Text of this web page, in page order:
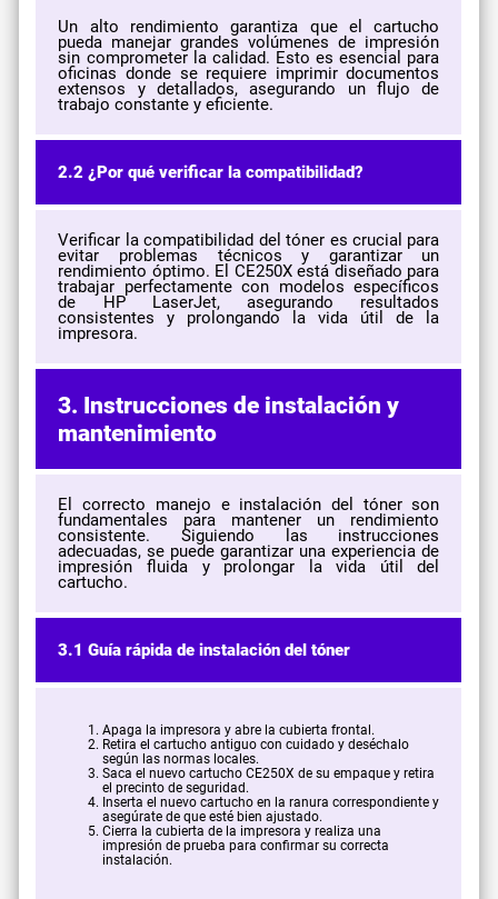
Un alto rendimiento garantiza que el cartucho
pueda manejar grandes volúmenes de impresión
sin comprometer la calidad. Esto es esencial para
oficinas donde se requiere imprimir documentos
extensos y detallados, asegurando un flujo de
trabajo constante y eficiente.
2.2 ¿Por qué verificar la compatibilidad?
Verificar la compatibilidad del tóner es crucial para
evitar problemas técnicos y garantizar un
rendimiento óptimo. El CE250X está diseñado para
trabajar perfectamente con modelos específicos
de HP LaserJet, asegurando resultados
consistentes y prolongando la vida útil de la
impresora.
3. Instrucciones de instalación y
mantenimiento
El correcto manejo e instalación del tóner son
fundamentales para mantener un rendimiento
consistente. Siguiendo las instrucciones
adecuadas, se puede garantizar una experiencia de
impresión fluida y prolongar la vida útil del
cartucho.
3.1 Guía rápida de instalación del tóner
Apaga la impresora y abre la cubierta frontal.
Retira el cartucho antiguo con cuidado y deséchalo
según las normas locales.
Saca el nuevo cartucho CE250X de su empaque y retira
el precinto de seguridad.
Inserta el nuevo cartucho en la ranura correspondiente y
asegúrate de que esté bien ajustado.
Cierra la cubierta de la impresora y realiza una
impresión de prueba para confirmar su correcta
instalación.